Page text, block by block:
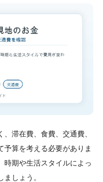
滞在費、食費、交通費、
予算を考える必要がありま
時期や生活スタイルによっ
しょう。